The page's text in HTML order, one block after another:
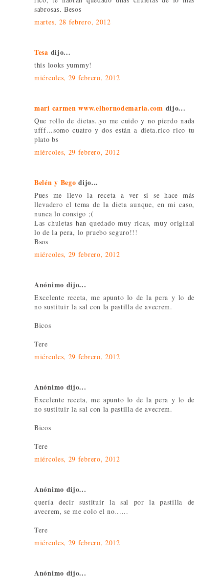
sabrosas. Besos
martes, 28 febrero, 2012
Tesa dijo...
this looks yummy!
miércoles, 29 febrero, 2012
mari carmen www.elhornodemaria.com dijo...
Que rollo de dietas..yo me cuido y no pierdo nada
ufff...somo cuatro y dos están a dieta.rico rico tu
plato bs
miércoles, 29 febrero, 2012
Belén y Bego dijo...
Pues me llevo la receta a ver si se hace más
llevadero el tema de la dieta aunque, en mi caso,
nunca lo consigo ;(
Las chuletas han quedado muy ricas, muy original
lo de la pera, lo pruebo seguro!!!
Bsos
miércoles, 29 febrero, 2012
Anónimo dijo...
Excelente receta, me apunto lo de la pera y lo de
no sustituir la sal con la pastilla de avecrem.
Bicos
Tere
miércoles, 29 febrero, 2012
Anónimo dijo...
Excelente receta, me apunto lo de la pera y lo de
no sustituir la sal con la pastilla de avecrem.
Bicos
Tere
miércoles, 29 febrero, 2012
Anónimo dijo...
quería decir sustituir la sal por la pastilla de
avecrem, se me colo el no......
Tere
miércoles, 29 febrero, 2012
Anónimo dijo...